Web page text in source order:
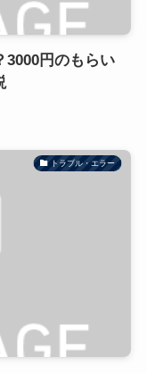
3000円のもらい
トラブル・エラー